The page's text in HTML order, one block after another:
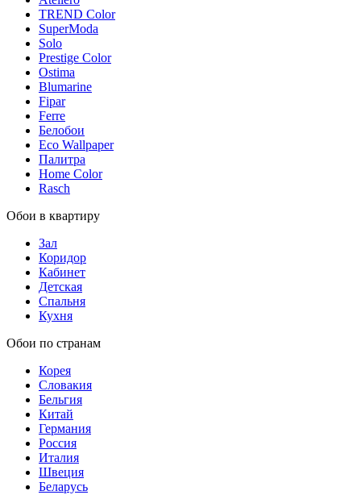
TREND Color
SuperModa
Solo
Prestige Color
Ostima
Blumarine
Fipar
Ferre
Белобои
Eco Wallpaper
Палитра
Home Color
Rasch
Обои в квартиру
Зал
Коридор
Кабинет
Детская
Спальня
Кухня
Обои по странам
Корея
Словакия
Бельгия
Китай
Германия
Россия
Италия
Швеция
Беларусь